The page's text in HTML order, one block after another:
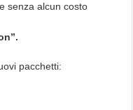
senza alcun costo
pacchetti: